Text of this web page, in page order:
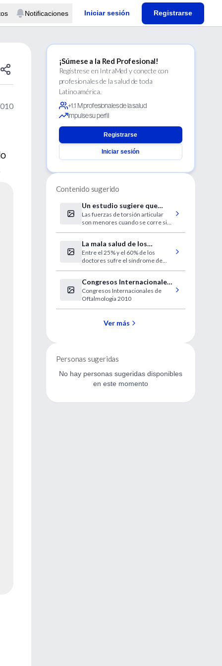
Notificaciones Iniciar sesión Registrarse
¡Súmese a la Red Profesional!
Regístrese en IntraMed y conecte con
profesionales de la salud de toda
Latinoamérica.
+1.1 M profesionales de la salud
Impulse su perfil
Registrarse
Iniciar sesión
Contenido sugerido
Un estudio sugiere que
correr descalzo es
beneficioso
Las fuerzas de torsión articular
son menores cuando se corre sin
diseño del calzado deportivo.
La mala salud de los
médicos
Entre el 25% y el 60% de los
doctores sufre el síndrome de
seis veces más alto.
Congresos Internacionales
de Oftalmologia 2010
Congresos Internacionales de
Oftalmologia 2010
Ver más
Personas sugeridas
No hay personas sugeridas disponibles
en este momento